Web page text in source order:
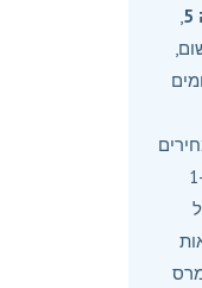
,
לצרכן ומעדכנת אותם ב-1